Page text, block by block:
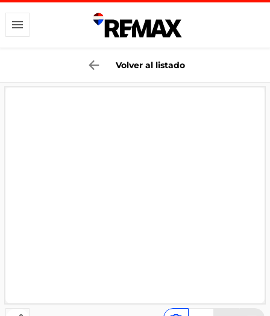
Volver al listado